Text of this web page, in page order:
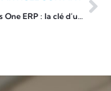
SAP Business One ERP : la clé d’une gestion d’entreprise réussie